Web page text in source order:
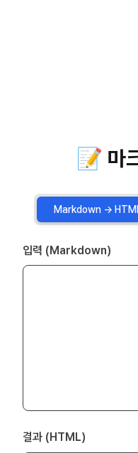
📝 마
Markdown →
입력 (Markdown)
결과 (HTML)